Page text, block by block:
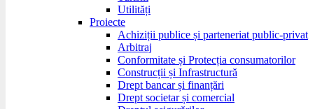
Utilități
Proiecte
Achiziții publice și parteneriat public-privat
Arbitraj
Conformitate și Protecția consumatorilor
Construcții și Infrastructură
Drept bancar și finanțări
Drept societar și comercial